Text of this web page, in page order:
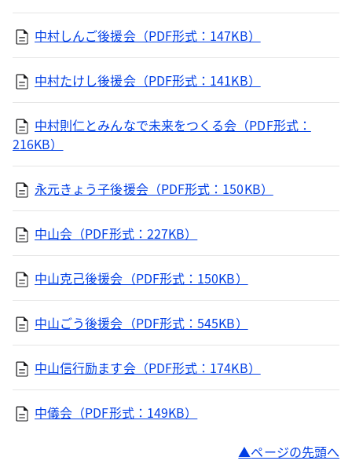
中村しんご後援会（PDF形式：147KB）
中村たけし後援会（PDF形式：141KB）
中村則仁とみんなで未来をつくる会（PDF形式：
216KB）
永元きょう子後援会（PDF形式：150KB）
中山会（PDF形式：227KB）
中山克己後援会（PDF形式：150KB）
中山ごう後援会（PDF形式：545KB）
中山信行励ます会（PDF形式：174KB）
中儀会（PDF形式：149KB）
ページの先頭へ